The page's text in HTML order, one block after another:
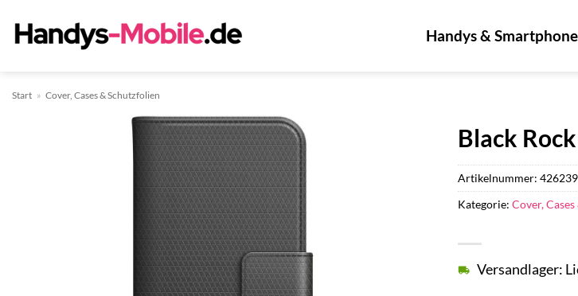
Inhalt
Handys &
Start » Cover, Cases & Schutzfolien
Black
Versandlager:
Artikelnummer:
Kategorie: Cover,